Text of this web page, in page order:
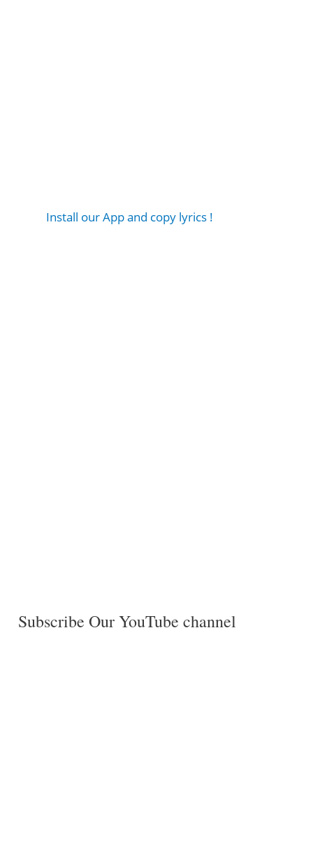
Install our App and copy lyrics !
Subscribe Our YouTube channel